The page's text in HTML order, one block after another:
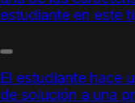
estudiante en este
El estudiante hace
de solución a una